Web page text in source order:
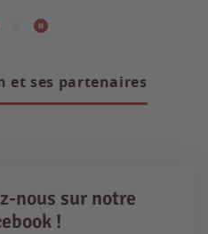
et ses partenaires
nous sur notre
!